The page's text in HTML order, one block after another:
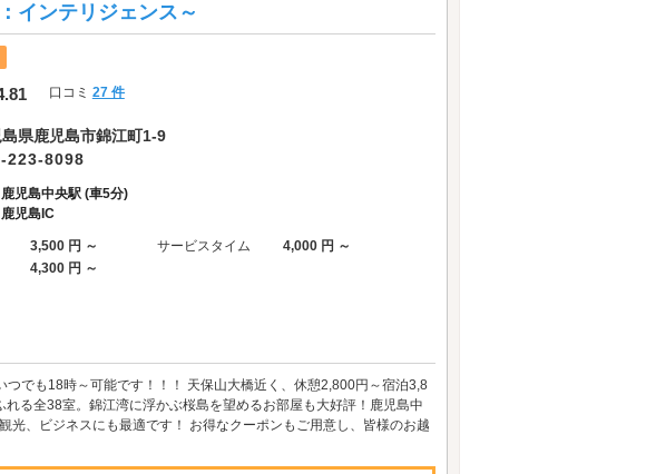
インテリジェンス～
星のうち4.5
口コミ 27 件
島県鹿児島市錦江町1-9
223-8098
鹿児島中央駅 (車5分)
鹿児島IC
3,500 円 ～ サービスタイム
4,000 円 ～
4,300 円 ～
でも18時～可能です！！！ 天保山大橋近く、休憩2,800円～宿泊3,8
る全38室。錦江湾に浮かぶ桜島を望めるお部屋も大好評！鹿児島中
、ビジネスにも最適です！ お得なクーポンもご用意し、皆様のお越